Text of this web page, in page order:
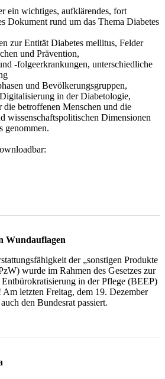
ein wichtiges, aufklärendes, fort
Dokument rund um das Thema Diabetes
zur Entität Diabetes mellitus, Felder
und Prävention,
-folgeerkrankungen, unterschiedliche
und Bevölkerungsgruppen,
in der Diabetologie,
die betroffenen Menschen und die
wissenschaftspolitischen Dimensionen
genommen.
Wundauflagen
der „sonstigen Produkte
wurde im Rahmen des Gesetzes zur
in der Pflege (BEEP)
letzten Freitag, dem 19. Dezember
den Bundesrat passiert.